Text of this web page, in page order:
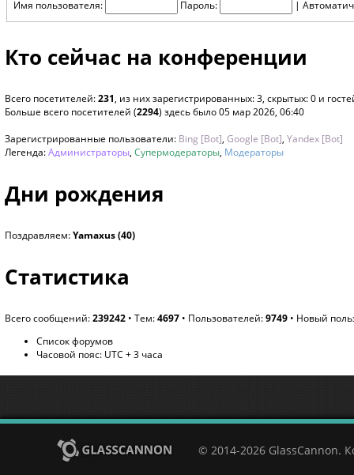
Имя пользователя: Пароль: |
Кто сейчас на конференции
Всего посетителей:231, из них зарегистрированных: 3, скрытых: 0 и
Больше всего посетителей (2294) здесь было 05 мар 2026, 06:40
Зарегистрированные пользователи: Bing [Bot], Google [Bot], Yandex [Bot]
Легенда:Администраторы, Супермодераторы, Модераторы
Дни рождения
Поздравляем:Yamaxus(40)
Статистика
Всего сообщений:239242 • Тем:4697 • Пользователей:9749 • Новый
Список форумов
Часовой пояс: UTC + 3 часа
© 2014-2026 GlassCannon.